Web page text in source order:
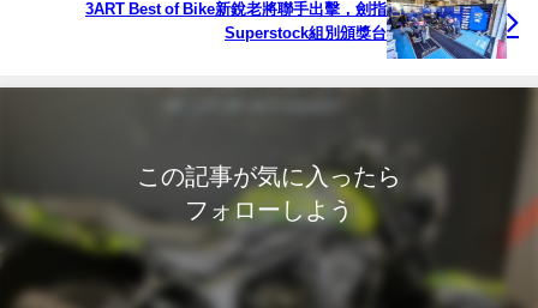
3ART Best of Bike新銳老將聯手出擊，劍指
Superstock組別頒獎台
この記事が気に入ったら
フォローしよう